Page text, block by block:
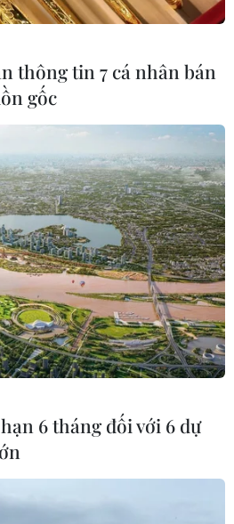
sau tai nạn thảm
là Miguel Caridad đã
bị một chiếc ôtô đua lạc tay
quanh trên đường đua thuộc
bắc Tây Ban Nha.
thông tin 7 cá nhân bán
gốc
6 tháng đối với 6 dự